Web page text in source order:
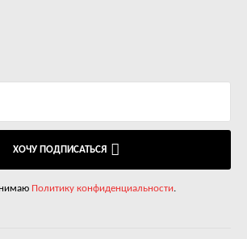
ХОЧУ ПОДПИСАТЬСЯ
Политику конфиденциальности.